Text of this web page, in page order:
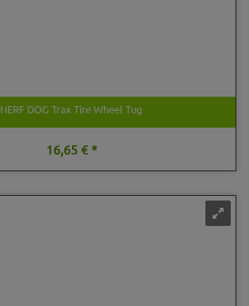
NERF DOG Trax Tire Wheel Tug
16,65 € *